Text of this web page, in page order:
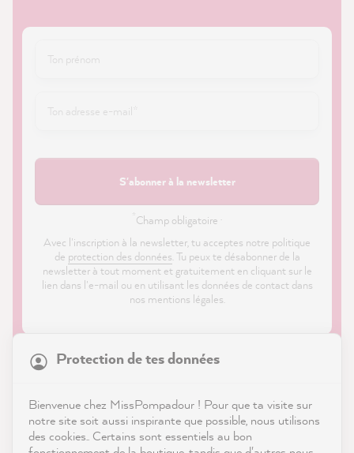
S'abonner à la newsletter
Champ obligatoire ·
Avec l'inscription à la newsletter, tu acceptes notre politique
de protection des données . Tu peux te désabonner de la
newsletter à tout moment et gratuitement en cliquant sur le
lien dans l'e-mail ou en utilisant les données de contact dans
nos mentions légales.
Boutique
Protection de tes données
Bienvenue chez MissPompadour ! Pour que ta visite sur
notre site soit aussi inspirante que possible, nous utilisons
des cookies.. Certains sont essentiels au bon
reviews-io